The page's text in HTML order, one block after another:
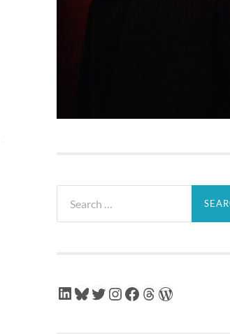
for:
LinkedIn
Bluesky
Twitter
Instagram
Facebook
Threads
WordPress